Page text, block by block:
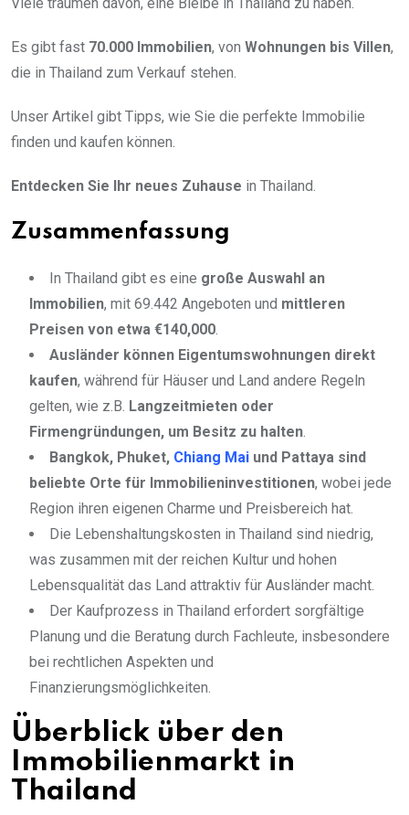
Es gibt fast 70.000 Immobilien, von Wohnungen bis Villen,
die in Thailand zum Verkauf stehen.
Unser Artikel gibt Tipps, wie Sie die perfekte Immobilie
finden und kaufen können.
Entdecken Sie Ihr neues Zuhause in Thailand.
Zusammenfassung
In Thailand gibt es eine große Auswahl an
Immobilien, mit 69.442 Angeboten und mittleren
Preisen von etwa €140,000.
Ausländer können Eigentumswohnungen direkt
kaufen, während für Häuser und Land andere Regeln
gelten, wie z.B. Langzeitmieten oder
Firmengründungen, um Besitz zu halten.
Bangkok, Phuket, Chiang Mai und Pattaya sind
beliebte Orte für Immobilieninvestitionen, wobei jede
Region ihren eigenen Charme und Preisbereich hat.
Die Lebenshaltungskosten in Thailand sind niedrig,
was zusammen mit der reichen Kultur und hohen
Lebensqualität das Land attraktiv für Ausländer macht.
Der Kaufprozess in Thailand erfordert sorgfältige
Planung und die Beratung durch Fachleute, insbesondere
bei rechtlichen Aspekten und
Finanzierungsmöglichkeiten.
Überblick über den
Immobilienmarkt in
Thailand